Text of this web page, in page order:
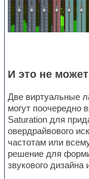
И это не
Две виртуальные
могут поочередно
Saturation для
овердрайвового
частотам или
решение для
звукового